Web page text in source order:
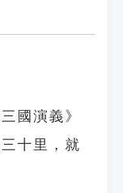
國演義》
十里，就